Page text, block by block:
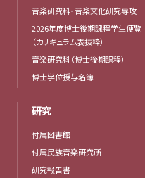
音楽研究科・音楽文化研究専攻
2026年度博士後期課程学生便覧
（カリキュラム表抜粋）
音楽研究科（博士後期課程）
博士学位授与名簿
研究
付属図書館
付属民族音楽研究所
研究報告書